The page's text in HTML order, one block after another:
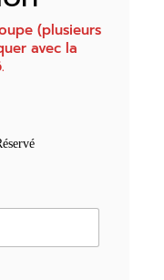
(plusieurs
avec la